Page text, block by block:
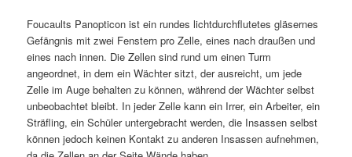
Foucaults Panopticon ist ein rundes lichtdurchflutetes gläsernes
Gefängnis mit zwei Fenstern pro Zelle, eines nach draußen und
eines nach innen. Die Zellen sind rund um einen Turm
angeordnet, in dem ein Wächter sitzt, der ausreicht, um jede
Zelle im Auge behalten zu können, während der Wächter selbst
unbeobachtet bleibt. In jeder Zelle kann ein Irrer, ein Arbeiter, ein
Sträfling, ein Schüler untergebracht werden, die Insassen selbst
können jedoch keinen Kontakt zu anderen Insassen aufnehmen,